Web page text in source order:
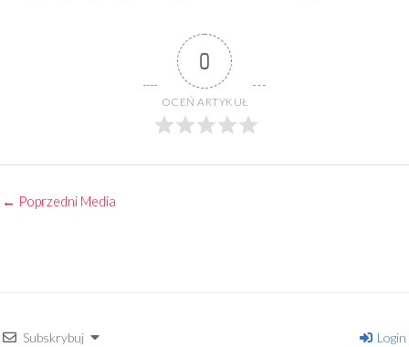
0
OCEŃ ARTYKUŁ
← Poprzedni Media
Subskrybuj Login